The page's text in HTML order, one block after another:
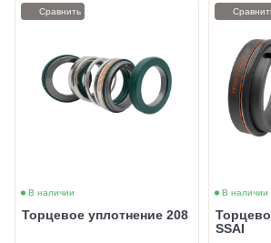
В наличии
Торцевое уплотнение 208
Сравнить
В наличии
SSAI